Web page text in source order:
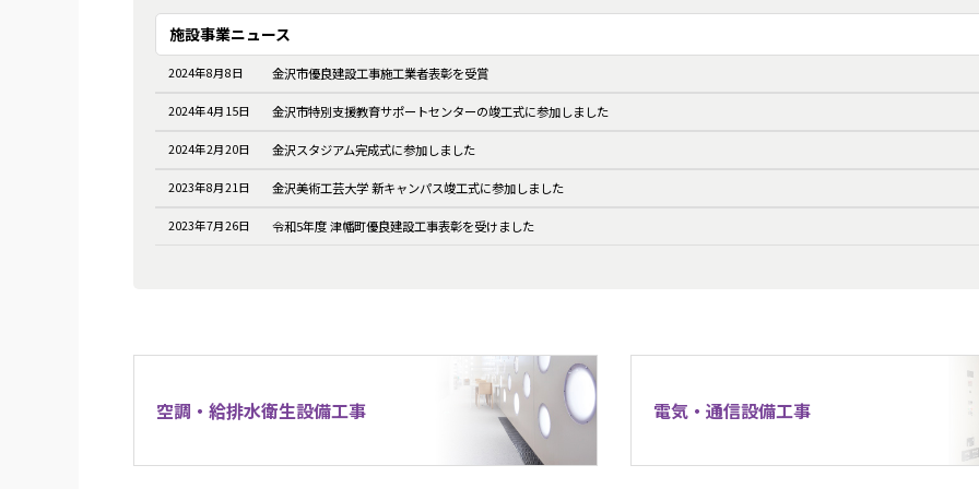
施設事業ニュース
2024年8月8日 金沢市優良建設工事施工業者表彰を受賞
2024年4月15日 金沢市特別支援教育サポートセンターの竣工式に参加しました
2024年2月20日 金沢スタジアム完成式に参加しました
2023年8月21日 金沢美術工芸大学 新キャンパス竣工式に参加しました
2023年7月26日 令和5年度 津幡町優良建設工事表彰を受けました
空調・給排水衛生設備工事 電気・通信設備工事